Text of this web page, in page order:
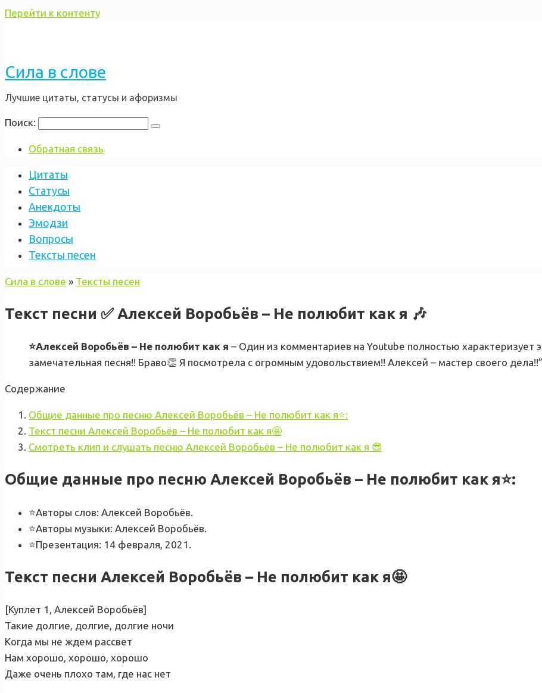
Перейти к контенту
Сила в слове
Лучшие цитаты, статусы и афоризмы
Поиск:
Обратная связь
Цитаты
Статусы
Анекдоты
Эмодзи
Вопросы
Тексты песен
Сила в слове » Тексты песен
Текст песни ✅ Алексей Воробьёв – Не полюбит как я 🎶
⭐Алексей Воробьёв – Не полюбит как я – Один из комментариев на Youtube полностью характеризует
замечательная песня!! Браво👏 Я посмотрела с огромным удовольствием!! Алексей – мастер своего
Содержание
Общие данные про песню Алексей Воробьёв – Не полюбит как я⭐:
Текст песни Алексей Воробьёв – Не полюбит как я🤩
Смотреть клип и слушать песню Алексей Воробьёв – Не полюбит как я 😎
Общие данные про песню Алексей Воробьёв – Не полюбит как я⭐:
⭐Авторы слов: Алексей Воробьёв.
⭐Авторы музыки: Алексей Воробьёв.
⭐Презентация: 14 февраля, 2021.
Текст песни Алексей Воробьёв – Не полюбит как я🤩
[Куплет 1, Алексей Воробьёв]
Такие долгие, долгие, долгие ночи
Когда мы не ждем рассвет
Нам хорошо, хорошо, хорошо
Даже очень плохо там, где нас нет